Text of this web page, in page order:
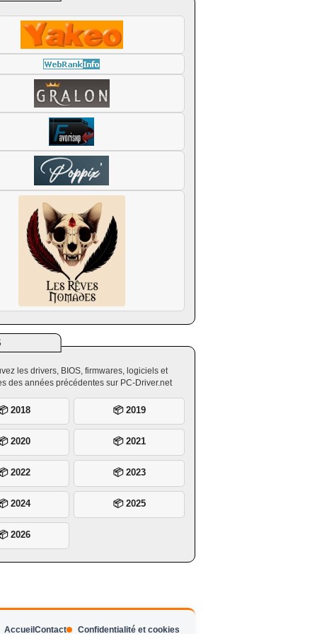
les drivers, BIOS, firmwares, logiciels et
des années précédentes sur PC-Driver.net
2018 📦 2019
2020 📦 2021
2022 📦 2023
2024 📦 2025
2026
Accueil Contact Confidentialité et cookies